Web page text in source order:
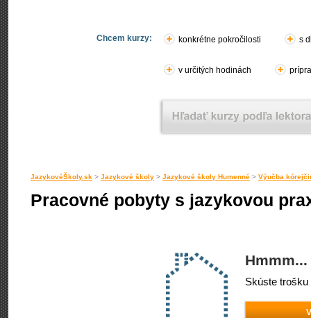
Chcem kurzy: konkrétne pokročilosti s
v určitých hodinách
JazykovéŠkoly.sk > Jazykové školy > Jazykové školy Humenné > Výučba
Pracovné pobyty s jazykovou
Skúste